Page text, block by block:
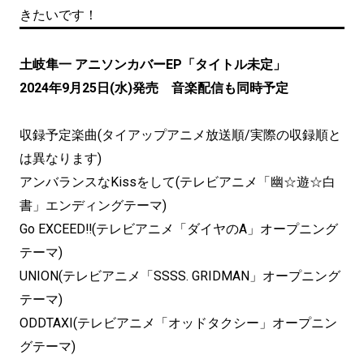
きたいです！
土岐隼一 アニソンカバーEP「タイトル未定」
2024年9月25日(水)発売 音楽配信も同時予定
収録予定楽曲(タイアップアニメ放送順/実際の収録順と
は異なります)
アンバランスなKissをして(テレビアニメ「幽☆遊☆白
書」エンディングテーマ)
Go EXCEED‼(テレビアニメ「ダイヤのA」オープニング
テーマ)
UNION(テレビアニメ「SSSS. GRIDMAN」オープニング
テーマ)
ODDTAXI(テレビアニメ「オッドタクシー」オープニン
グテーマ)